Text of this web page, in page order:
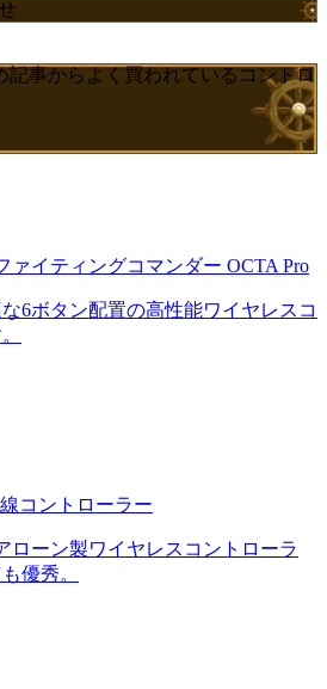
記事からよく買われているコントロ
ァイティングコマンダー OCTA Pro
6ボタン配置の高性能ワイヤレスコ
コントローラー
ローン製ワイヤレスコントローラ
優秀。